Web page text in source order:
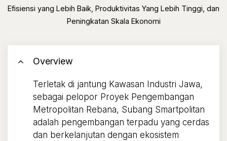
Efisiensi yang Lebih Baik, Produktivitas Yang Lebih Tinggi, dan
Peningkatan Skala Ekonomi
Overview
Terletak di jantung Kawasan Industri Jawa,
sebagai pelopor Proyek Pengembangan
Metropolitan Rebana, Subang Smartpolitan
adalah pengembangan terpadu yang cerdas
dan berkelanjutan dengan ekosistem